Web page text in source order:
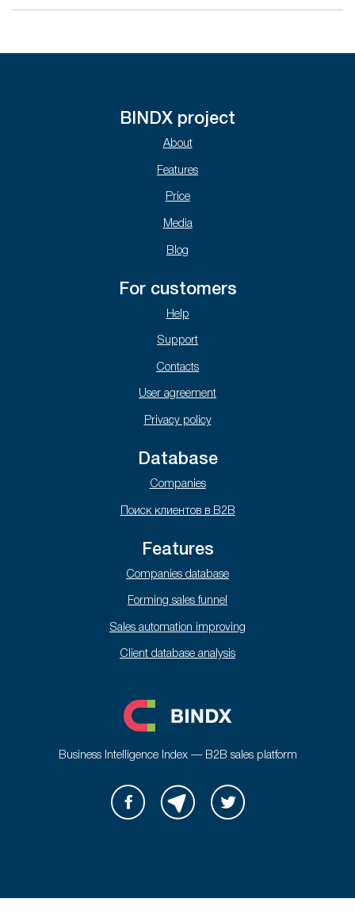
BINDX project
About
Features
Price
Media
Blog
For customers
Help
Support
Contacts
User agreement
Privacy policy
Database
Companies
Поиск клиентов в B2B
Features
Companies database
Forming sales funnel
Sales automation improving
Client database analysis
Business Intelligence Index — B2B sales platform